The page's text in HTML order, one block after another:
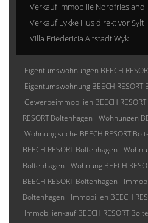
Verkauf Immobilie Nordfriesland
Verkauf Lykke Hus direkt vor Sylt
Villa Friedericia Altstadt Wyk
Eigentumswohnungen BEECH
Eigentumswohnung BEECH RESORT
Gewerbeimmobilien BEECH
RESORT Boltenhagen
Wohnungen
Wohnung suche BEECH RESORT
BEECH RESORT Boltenhagen
Boltenhagen
Wohnung BEECH
BEECH RESORT Boltenhagen
Boltenhagen
Immobilien BEECH
Immobilienkauf BEECH RESORT